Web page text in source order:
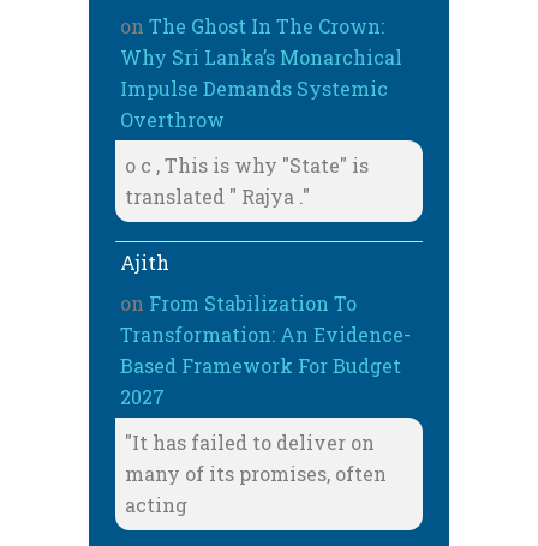
on The Ghost In The Crown:
Why Sri Lanka’s Monarchical
Impulse Demands Systemic
Overthrow
o c , This is why "State" is
translated " Rajya ."
Ajith
on From Stabilization To
Transformation: An Evidence-
Based Framework For Budget
2027
"It has failed to deliver on
many of its promises, often
acting